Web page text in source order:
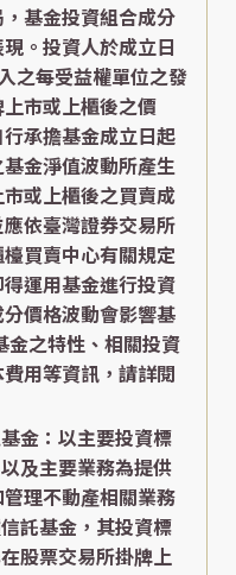
基金投資組合成分
。投資人於成立日
之每受益權單位之發
市或上櫃後之價
承擔基金成立日起
金淨值波動所產生
或上櫃後之買賣成
依臺灣證券交易所
買賣中心有關規定
運用基金進行投資
價格波動會影響基
金之特性、相關投資
用等資訊，請詳閱
金：以主要投資標
及主要業務為提供
理不動產相關業務
託基金，其投資標
股票交易所掛牌上